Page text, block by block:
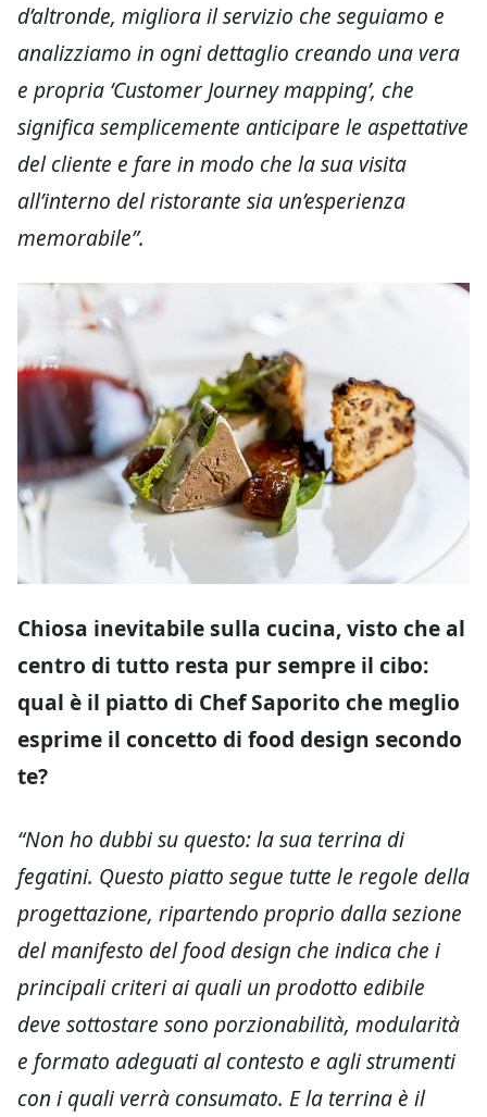
d’altronde, migliora il servizio che seguiamo e
analizziamo in ogni dettaglio creando una vera
e propria ‘Customer Journey mapping’, che
significa semplicemente anticipare le aspettative
del cliente e fare in modo che la sua visita
all’interno del ristorante sia un’esperienza
memorabile”.
Chiosa inevitabile sulla cucina, visto che al
centro di tutto resta pur sempre il cibo:
qual è il piatto di Chef Saporito che meglio
esprime il concetto di food design secondo
te?
“Non ho dubbi su questo: la sua terrina di
fegatini. Questo piatto segue tutte le regole della
progettazione, ripartendo proprio dalla sezione
del manifesto del food design che indica che i
principali criteri ai quali un prodotto edibile
deve sottostare sono porzionabilità, modularità
e formato adeguati al contesto e agli strumenti
con i quali verrà consumato. E la terrina è il